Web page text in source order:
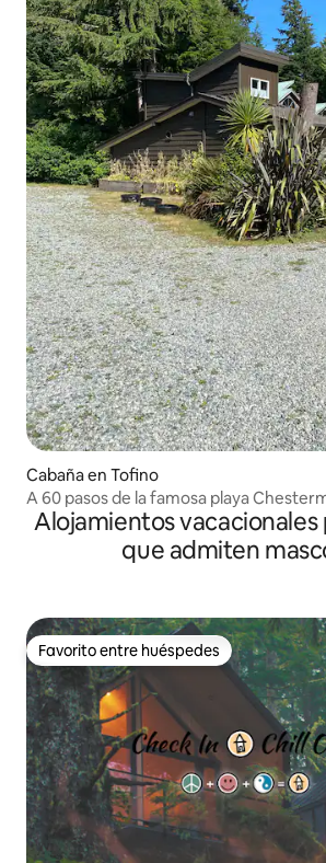
Cabaña en Tofino
A 60 pasos de la famosa playa
Alojamientos vacacionales
que admiten
Favorito entre huéspedes
Favorito entre huéspedes